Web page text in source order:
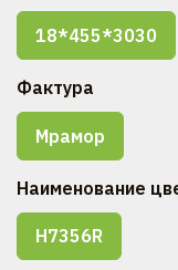
18*455*3030
Фактура
Мрамор
Наименование
H7356R